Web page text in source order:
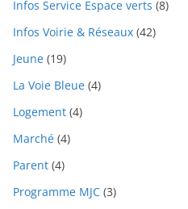
Infos Service Espace verts (8)
Infos Voirie & Réseaux (42)
Jeune (19)
La Voie Bleue (4)
Logement (4)
Marché (4)
Parent (4)
Programme MJC (3)